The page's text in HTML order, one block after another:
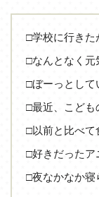
□学校に行きた
□なんとなく元
□ぼーっとして
□最近、こども
□以前と比べて
□好きだったア
□夜なかなか寝